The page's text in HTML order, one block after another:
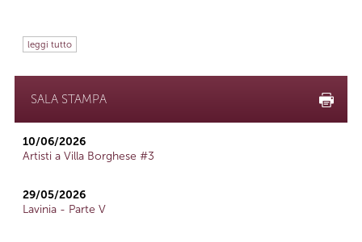
leggi tutto
SALA STAMPA
10/06/2026
Artisti a Villa Borghese #3
29/05/2026
Lavinia - Parte V